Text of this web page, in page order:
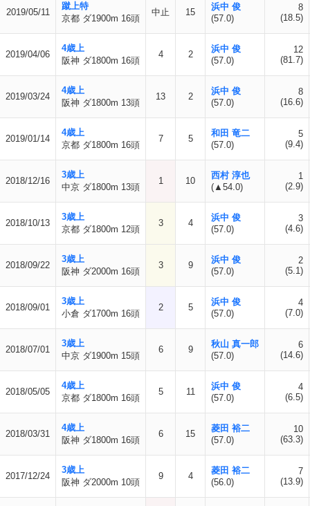
2019/05/11
蹴上特
京都 ダ1900m 16頭
中止 15
浜中 俊
(57.0)
8
(18.5)
2019/04/06
4歳上
阪神 ダ1800m 16頭
4 2
浜中 俊
(57.0)
12
(81.7)
2019/03/24
4歳上
阪神 ダ1800m 13頭
13 2
浜中 俊
(57.0)
8
(16.6)
2019/01/14
4歳上
京都 ダ1800m 16頭
7 5
和田 竜二
(57.0)
5
(9.4)
2018/12/16
3歳上
中京 ダ1800m 13頭
1 10
西村 淳也
(▲54.0)
1
(2.9)
2018/10/13
3歳上
京都 ダ1800m 12頭
3 4
浜中 俊
(57.0)
3
(4.6)
2018/09/22
3歳上
阪神 ダ2000m 16頭
3 9
浜中 俊
(57.0)
2
(5.1)
2018/09/01
3歳上
小倉 ダ1700m 16頭
2 5
浜中 俊
(57.0)
4
(7.0)
2018/07/01
3歳上
中京 ダ1900m 15頭
6 9
秋山 真一郎
(57.0)
6
(14.6)
2018/05/05
4歳上
京都 ダ1800m 16頭
5 11
浜中 俊
(57.0)
4
(6.5)
2018/03/31
4歳上
阪神 ダ1800m 16頭
6 15
菱田 裕二
(57.0)
10
(63.3)
2017/12/24
3歳上
阪神 ダ2000m 10頭
9 4
菱田 裕二
(56.0)
7
(13.9)